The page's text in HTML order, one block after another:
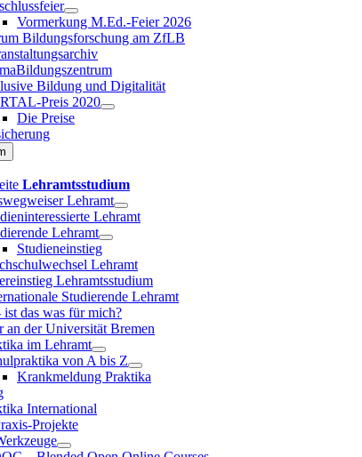
Vormerkung M.Ed.-Feier 2026
Bildungsforschung am ZfLB
Bildung und Digitalität
Preis 2020
Die Preise
Lehramtsstudium
Lehramt
Lehramt
Lehramt
Studieneinstieg
Lehramt
Lehramtsstudium
Studierende Lehramt
das was für mich?
an der Universität Bremen
im Lehramt
von A bis Z
Krankmeldung Praktika
International
Projekte